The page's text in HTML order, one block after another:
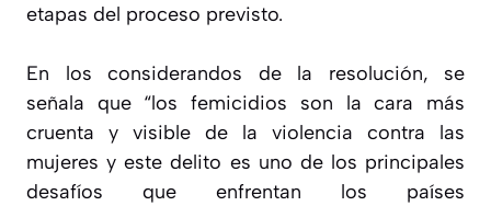
etapas del proceso previsto.
En los considerandos de la resolución, se
señala que “los femicidios son la cara más
cruenta y visible de la violencia contra las
mujeres y este delito es uno de los principales
desafíos que enfrentan los países